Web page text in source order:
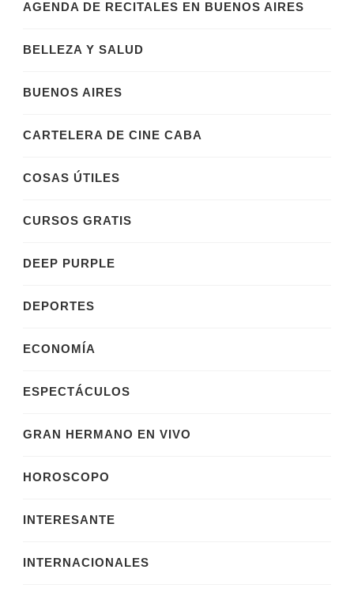
AGENDA DE RECITALES EN BUENOS AIRES
BELLEZA Y SALUD
BUENOS AIRES
CARTELERA DE CINE CABA
COSAS ÚTILES
CURSOS GRATIS
DEEP PURPLE
DEPORTES
ECONOMÍA
ESPECTÁCULOS
GRAN HERMANO EN VIVO
HOROSCOPO
INTERESANTE
INTERNACIONALES